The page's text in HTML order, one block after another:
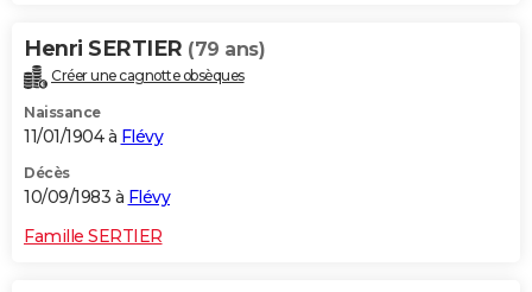
Henri SERTIER (79 ans)
Créer une cagnotte obsèques
Naissance
11/01/1904 à Flévy
Décès
10/09/1983 à Flévy
Famille SERTIER